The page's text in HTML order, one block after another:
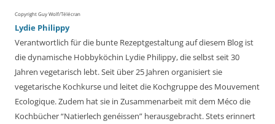
Copyright Guy Wolf/Télécran
Lydie Philippy
Verantwortlich für die bunte Rezeptgestaltung auf diesem Blog ist
die dynamische Hobbyköchin Lydie Philippy, die selbst seit 30
Jahren vegetarisch lebt. Seit über 25 Jahren organisiert sie
vegetarische Kochkurse und leitet die Kochgruppe des Mouvement
Ecologique. Zudem hat sie in Zusammenarbeit mit dem Méco die
Kochbücher “Natierlech genéissen” herausgebracht. Stets erinnert